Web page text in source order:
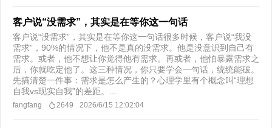
客户说“没需求”，其实是在等你这一句话
客户说“没需求”，其实是在等你这一句话很多时候，客户说“我没
需求”，90%的情况下，他不是真的没需求。他是没意识到自己有
需求。或者，他不想让你觉得他有需求。再或者，他怕暴露需求之
后，你就吃定他了。这三种情况，你只要学会一句话，统统能破。
先搞清楚一件事：需求是怎么产生的？心理学里有个概念叫“理想
自我vs现实自我”的差距。...
fangfang 2649 2026/6/15 12:02:04